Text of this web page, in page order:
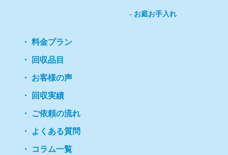
お庭お手入れ
料金プラン
回収品目
お客様の声
回収実績
ご依頼の流れ
よくある質問
コラム一覧